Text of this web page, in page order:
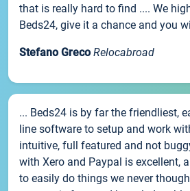
that is really hard to find .... We
Beds24, give it a chance and you
Stefano Greco Relocabroad
... Beds24 is by far the friendliest,
line software to setup and work
intuitive, full featured and not
with Xero and Paypal is excellent,
to easily do things we never